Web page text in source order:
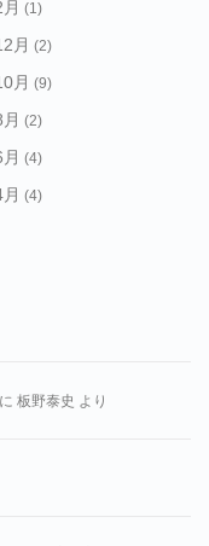
(1)
月 (2)
月 (9)
(2)
(4)
(4)
板野泰史 より